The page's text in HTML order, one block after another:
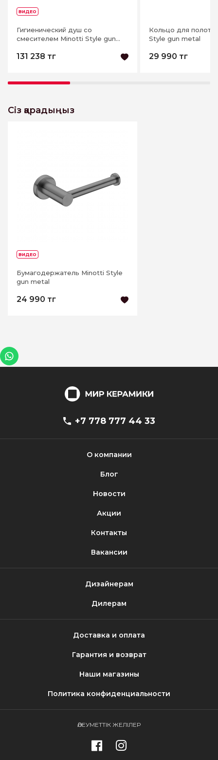
ВИДЕО
Гигиенический душ со
смесителем Minotti Style gun
131 238 тг
Кольцо для
Style gun metal
29 990 тг
Сіз қарадыңыз
ВИДЕО
Бумагодержатель Minotti Style
gun metal
24 990 тг
+7 778 777 44 33
О компании
Блог
Новости
Акции
Контакты
Вакансии
Дизайнерам
Дилерам
Доставка и оплата
Гарантия и возврат
Наши магазины
Политика конфиденциальности
ӘЛЕУМЕТТІК ЖЕЛІЛЕР